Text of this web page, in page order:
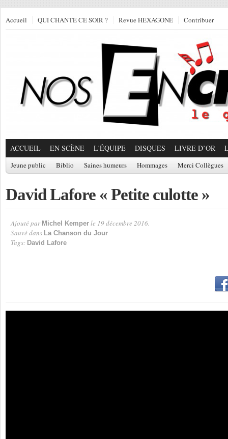
Accueil QUI CHANTE CE SOIR ? Revue HEXAGONE Contribuer
ACCUEIL EN SCÈNE L'ÉQUIPE DISQUES LIVRE D’OR
Jeune public Biblio Saines humeurs Hommages Merci Collègues
David Lafore « Petite culotte »
Ajouté par Michel Kemper le 19 décembre 2016.
Sauvé dans La Chanson du Jour
Tags: David Lafore